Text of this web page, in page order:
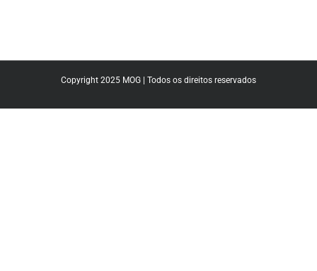
Copyright 2025 MOG | Todos os direitos reservados